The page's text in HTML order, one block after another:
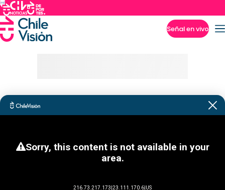
Señal en vivo